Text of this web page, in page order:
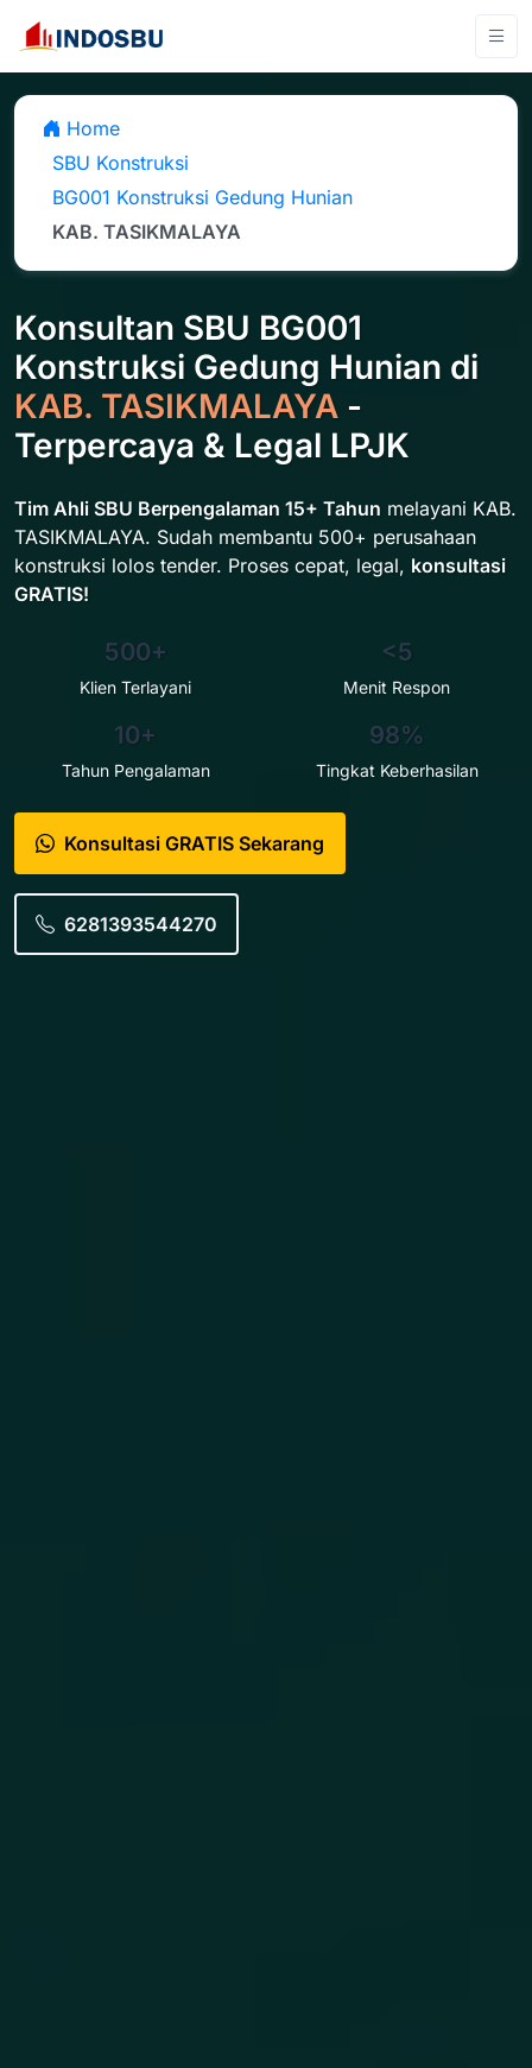
Home
SBU Konstruksi
BG001 Konstruksi Gedung Hunian
KAB. TASIKMALAYA
Konsultan SBU BG001
Konstruksi Gedung Hunian di
KAB. TASIKMALAYA -
Terpercaya & Legal LPJK
Tim Ahli SBU Berpengalaman 15+ Tahun melayani KAB.
TASIKMALAYA. Sudah membantu 500+ perusahaan
konstruksi lolos tender. Proses cepat, legal, konsultasi
GRATIS!
500+
Klien Terlayani
<5
Menit Respon
10+
Tahun Pengalaman
98%
Tingkat Keberhasilan
Konsultasi GRATIS Sekarang
6281393544270